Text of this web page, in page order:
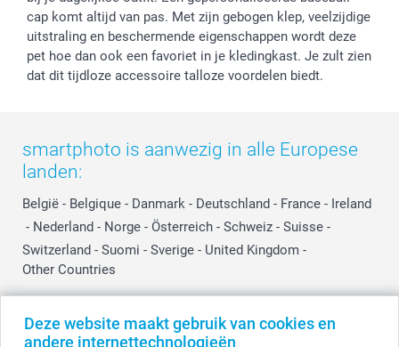
Deze website maakt gebruik van cookies en
andere internettechnologieën
cap komt altijd van pas. Met zijn gebogen klep, veelzijdige
uitstraling en beschermende eigenschappen wordt deze
pet hoe dan ook een favoriet in je kledingkast. Je zult zien
dat dit tijdloze accessoire talloze voordelen biedt.
smartphoto is aanwezig in alle Europese
landen:
België - Belgique - Danmark - Deutschland - France - Ireland
- Nederland - Norge - Österreich - Schweiz - Suisse -
Switzerland - Suomi - Sverige - United Kingdom -
Other Countries
Alle prijzen zijn in EURO (€) inclusief BTW en exclusief verzendkosten.